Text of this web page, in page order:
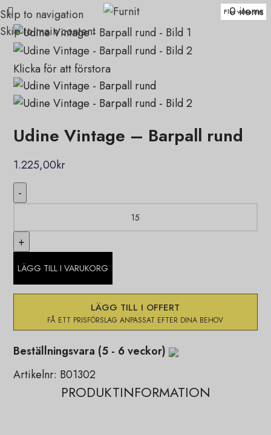
Skip to navigation
Skip to main content
0items
Klicka för att förstora
Udine Vintage – Barpall rund
1.225,00kr
LÄGG TILL I VARUKORG
LÄGG TILL I OFFERT
Beställningsvara (5 - 6 veckor)
Artikelnr: B01302
PRODUKTINFORMATION
Fler varianter
Fler varianter
Fler varianter
Fler varianter
Fler varianter
Fler varianter